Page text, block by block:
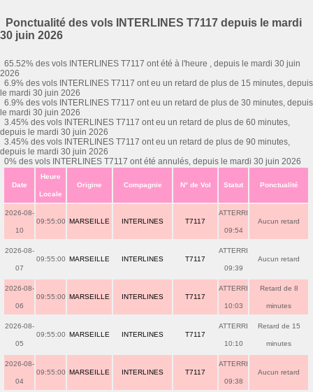
Ponctualité des vols INTERLINES T7117 depuis le mardi
30 juin 2026
65.52% des vols INTERLINES T7117 ont été à l'heure , depuis le mardi 30 juin
2026
6.9% des vols INTERLINES T7117 ont eu un retard de plus de 15 minutes, depuis
le mardi 30 juin 2026
6.9% des vols INTERLINES T7117 ont eu un retard de plus de 30 minutes, depuis
le mardi 30 juin 2026
3.45% des vols INTERLINES T7117 ont eu un retard de plus de 60 minutes,
depuis le mardi 30 juin 2026
3.45% des vols INTERLINES T7117 ont eu un retard de plus de 90 minutes,
depuis le mardi 30 juin 2026
0% des vols INTERLINES T7117 ont été annulés, depuis le mardi 30 juin 2026
Date
Heure
Locale
Origine Compagnie N° de Vol Statut Ponctualité
2026-08-
10
09:55:00 MARSEILLE INTERLINES T7117
ATTERRI
09:54
Aucun retard
2026-08-
07
09:55:00 MARSEILLE INTERLINES T7117
ATTERRI
09:39
Aucun retard
2026-08-
06
09:55:00 MARSEILLE INTERLINES T7117
ATTERRI
10:03
Retard de 8
minutes
2026-08-
05
09:55:00 MARSEILLE INTERLINES T7117
ATTERRI
10:10
Retard de 15
minutes
2026-08-
04
09:55:00 MARSEILLE INTERLINES T7117
ATTERRI
09:38
Aucun retard